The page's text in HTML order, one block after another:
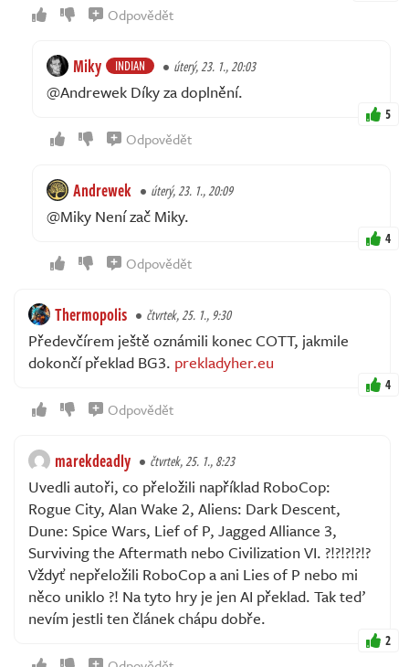
Odpovědět
Miky INDIAN úterý, 23. 1., 20:03
@Andrewek Díky za doplnění.
5
Odpovědět
Andrewek úterý, 23. 1., 20:09
@Miky Není zač Miky.
4
Odpovědět
Thermopolis čtvrtek, 25. 1., 9:30
Předevčírem ještě oznámili konec COTT, jakmile
dokončí překlad BG3. prekladyher.eu
4
Odpovědět
marekdeadly čtvrtek, 25. 1., 8:23
Uvedli autoři, co přeložili například RoboCop:
Rogue City, Alan Wake 2, Aliens: Dark Descent,
Dune: Spice Wars, Lief of P, Jagged Alliance 3,
Surviving the Aftermath nebo Civilization VI. ?!?!?!?!?
Vždyť nepřeložili RoboCop a ani Lies of P nebo mi
něco uniklo ?! Na tyto hry je jen AI překlad. Tak teď
nevím jestli ten článek chápu dobře.
2